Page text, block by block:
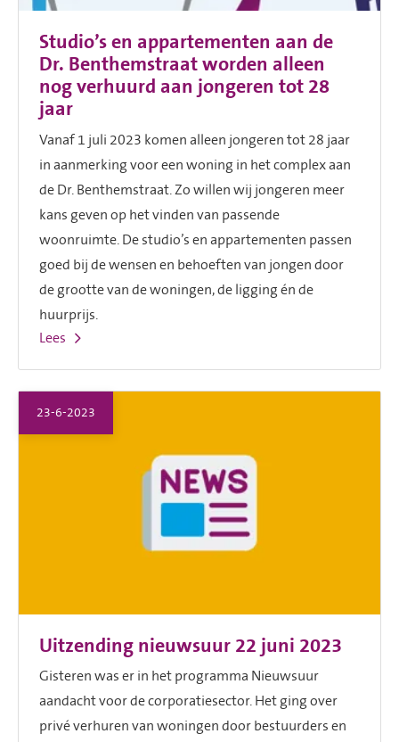
Studio’s en appartementen aan de
Dr. Benthemstraat worden alleen
nog verhuurd aan jongeren tot 28
jaar
Vanaf 1 juli 2023 komen alleen jongeren tot 28 jaar
in aanmerking voor een woning in het complex aan
de Dr. Benthemstraat. Zo willen wij jongeren meer
kans geven op het vinden van passende
woonruimte. De studio’s en appartementen passen
goed bij de wensen en behoeften van jongen door
de grootte van de woningen, de ligging én de
huurprijs.
Lees
Uitzending nieuwsuur 22 juni 2023
23-6-2023
Gisteren was er in het programma Nieuwsuur
aandacht voor de corporatiesector. Het ging over
privé verhuren van woningen door bestuurders en